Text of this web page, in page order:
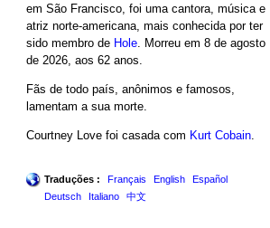
em São Francisco, foi uma cantora, música e
atriz norte-americana, mais conhecida por ter
sido membro de Hole . Morreu em 8 de agosto
de 2026, aos 62 anos.
Fãs de todo país, anônimos e famosos,
lamentam a sua morte.
Courtney Love foi casada com Kurt Cobain
Traduções : Français English
Español
Deutsch
Italiano 中文